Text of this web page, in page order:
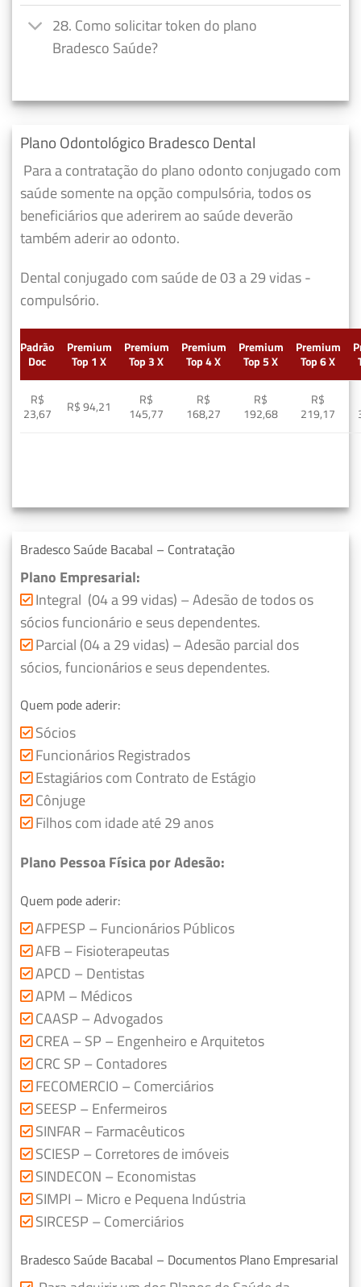
28. Como solicitar token do plano
Bradesco Saúde?
Plano Odontológico Bradesco Dental
Para a contratação do plano odonto conjugado com
saúde somente na opção compulsória, todos os
beneficiários que aderirem ao saúde deverão
também aderir ao odonto.
Dental conjugado com saúde de 03 a 29 vidas -
compulsório.
Padrão
Doc
Premium
Top 1 X
Premium
Top 3 X
Premium
Top 4 X
Premium
Top 5 X
Premium
Top 6 X
R$
23,67
R$ 94,21
R$
145,77
R$
168,27
R$
192,68
R$
219,17
Bradesco Saúde Bacabal – Contratação
Plano Empresarial:
Integral (04 a 99 vidas) – Adesão de todos os
sócios funcionário e seus dependentes.
Parcial (04 a 29 vidas) – Adesão parcial dos
sócios, funcionários e seus dependentes.
Quem pode aderir:
Sócios
Funcionários Registrados
Estagiários com Contrato de Estágio
Cônjuge
Filhos com idade até 29 anos
Plano Pessoa Física por Adesão:
Quem pode aderir:
AFPESP – Funcionários Públicos
AFB – Fisioterapeutas
APCD – Dentistas
APM – Médicos
CAASP – Advogados
CREA – SP – Engenheiro e Arquitetos
CRC SP – Contadores
FECOMERCIO – Comerciários
SEESP – Enfermeiros
SINFAR – Farmacêuticos
SCIESP – Corretores de imóveis
SINDECON – Economistas
SIMPI – Micro e Pequena Indústria
SIRCESP – Comerciários
Bradesco Saúde Bacabal – Documentos Plano Empresarial